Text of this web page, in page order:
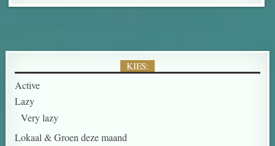
KIES:
Active
Lazy
Very lazy
Lokaal & Groen deze maand